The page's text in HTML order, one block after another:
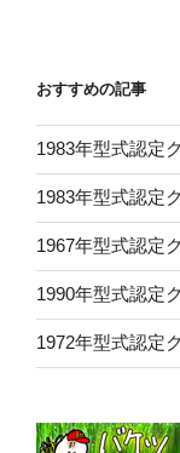
おすすめの記事
1983年型式認定
1983年型式認定
1967年型式認定
1990年型式認定
1972年型式認定